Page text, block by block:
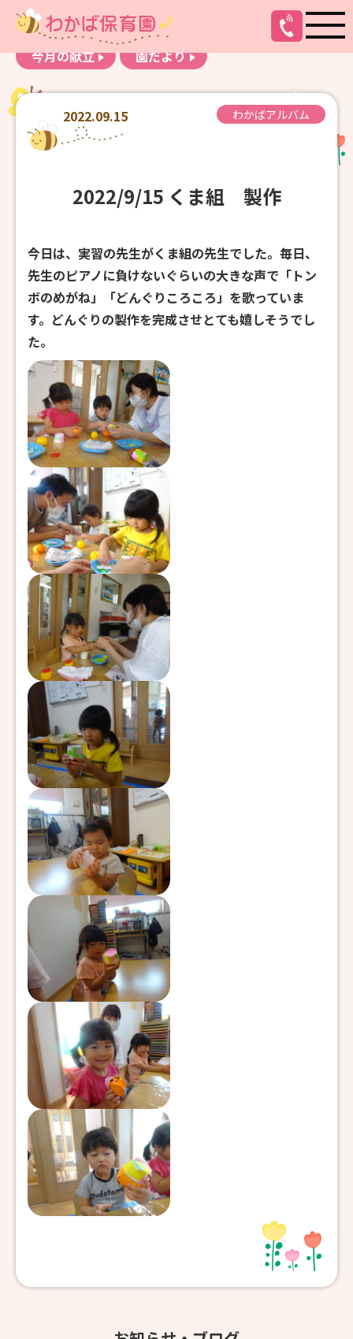
お知らせ
わかばアルバム
今月の献立
園だより
2022.09.15 わかばアルバム
2022/9/15 くま組 製作
今日は、実習の先生がくま組の先生でした。毎日、
先生のピアノに負けないぐらいの大きな声で「トン
ボのめがね」「どんぐりころころ」を歌っていま
す。どんぐりの製作を完成させとても嬉しそうでし
た。